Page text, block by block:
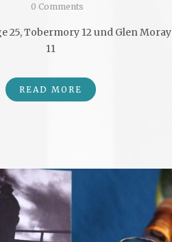
0 Comments
25, Tobermory 12 und Glen Moray
11
READ MORE